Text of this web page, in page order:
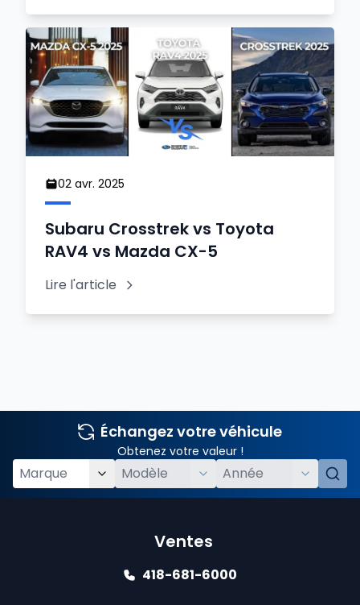
02 avr. 2025
Subaru Crosstrek vs Toyota
RAV4 vs Mazda CX-5
Lire l'article
Échangez votre véhicule
Obtenez votre valeur !
Ventes
418-681-6000